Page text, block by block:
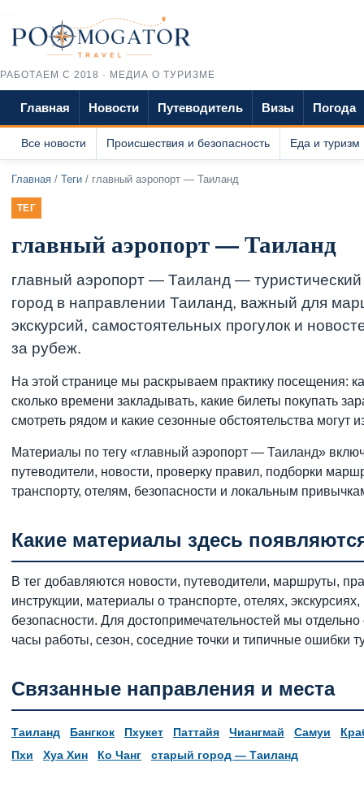
РАБОТАЕМ С 2018 · МЕДИА О ТУРИЗМЕ
Главная Новости Путеводитель Визы Погода
Все новости Происшествия и безопасность Еда и туризм
Главная / Теги / главный аэропорт — Таиланд
ТЕГ
главный аэропорт — Таиланд
главный аэропорт — Таиланд — туристический
город в направлении Таиланд, важный для
экскурсий, самостоятельных прогулок и
за рубеж.
На этой странице мы раскрываем практику посещения:
сколько времени закладывать, какие билеты покупать
смотреть рядом и какие сезонные обстоятельства могут
Материалы по тегу «главный аэропорт — Таиланд»
путеводители, новости, проверку правил, подборки
транспорту, отелям, безопасности и локальным
Какие материалы здесь
В тег добавляются новости, путеводители, маршруты,
инструкции, материалы о транспорте, отелях, экскурсиях,
безопасности. Для достопримечательностей мы
часы работы, сезон, соседние точки и типичные ошибки
Связанные направления и места
Таиланд Бангкок Пхукет Паттайя Чиангмай Самуи
Пхи
Хуа Хин Ко Чанг старый город — Таиланд